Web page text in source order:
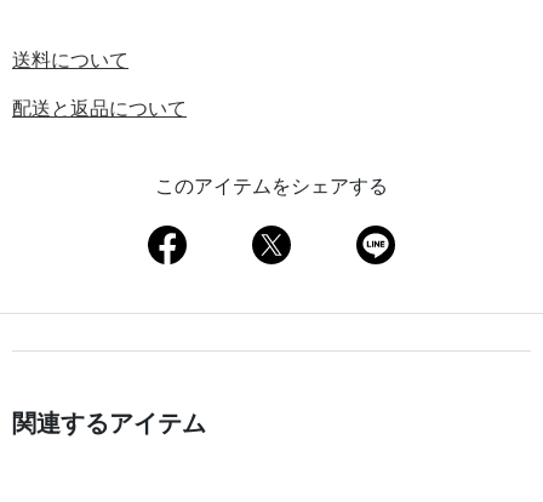
送料について
配送と返品について
このアイテムをシェアする
関連するアイテム